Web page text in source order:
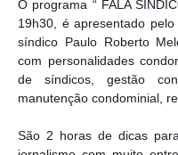
O programa “ FALA
19h30, é apresentado
síndico Paulo Roberto
com personalidades
de síndicos, gestão
manutenção condominial,
São 2 horas de dicas